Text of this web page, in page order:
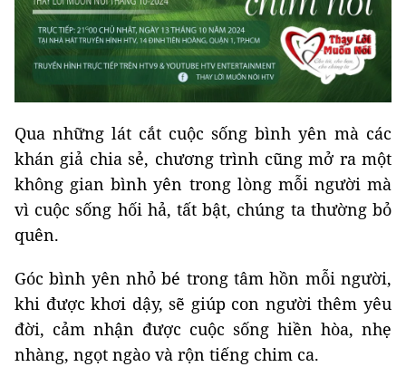
Qua những lát cắt cuộc sống bình yên mà các
khán giả chia sẻ, chương trình cũng mở ra một
không gian bình yên trong lòng mỗi người mà
vì cuộc sống hối hả, tất bật, chúng ta thường bỏ
quên.
Góc bình yên nhỏ bé trong tâm hồn mỗi người,
khi được khơi dậy, sẽ giúp con người thêm yêu
đời, cảm nhận được cuộc sống hiền hòa, nhẹ
nhàng, ngọt ngào và rộn tiếng chim ca.